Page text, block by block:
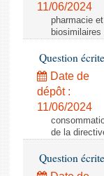
11/06/2024
pharmacie
Question
Date de
dépôt :
11/06/2024
de la
Question